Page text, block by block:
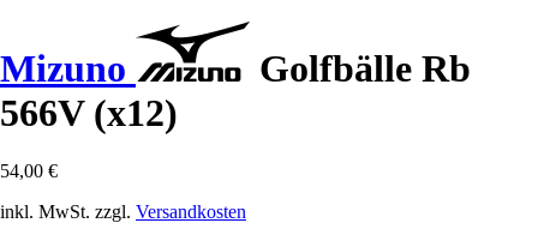
Mizuno
Golfbälle Rb
566V (x12)
54,00 €
inkl. MwSt. zzgl. Versandkosten